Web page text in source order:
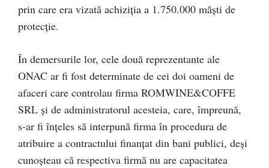
prin care era vizată achiziţia a 1.750.000 măşti de
protecţie.
În demersurile lor, cele două reprezentante ale
ONAC ar fi fost determinate de cei doi oameni de
afaceri care controlau firma ROMWINE&COFFE
SRL şi de administratorul acesteia, care, împreună,
s-ar fi înţeles să interpună firma în procedura de
atribuire a contractului finanţat din bani publici, deşi
cunoşteau că respectiva firmă nu are capacitatea